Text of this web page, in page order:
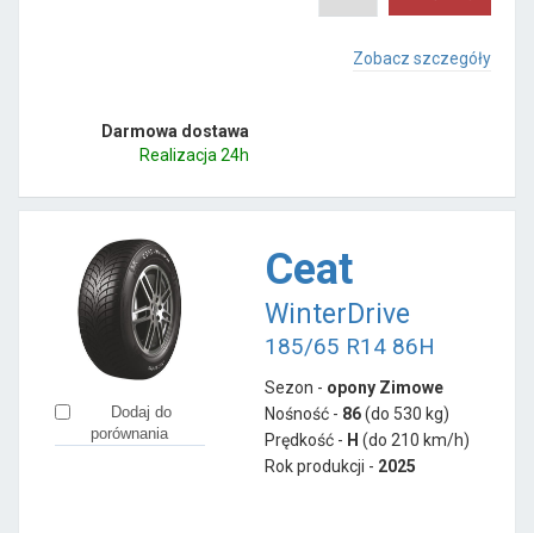
Zobacz szczegóły
Darmowa dostawa
Realizacja 24h
Dodaj do
porównania
Ceat
WinterDrive
185/65 R14 86H
Sezon - opony Zimowe
Nośność - 86(do 530 kg)
Prędkość - H (do 210 km/h)
Rok produkcji - 2025